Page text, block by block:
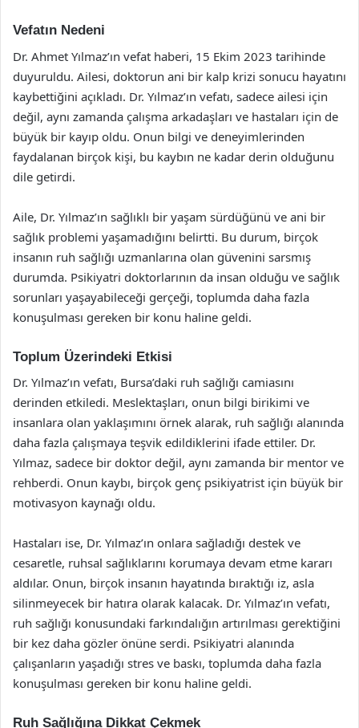
Vefatın Nedeni
Dr. Ahmet Yılmaz’ın vefat haberi, 15 Ekim 2023 tarihinde
duyuruldu. Ailesi, doktorun ani bir kalp krizi sonucu hayatını
kaybettiğini açıkladı. Dr. Yılmaz’ın vefatı, sadece ailesi için
değil, aynı zamanda çalışma arkadaşları ve hastaları için de
büyük bir kayıp oldu. Onun bilgi ve deneyimlerinden
faydalanan birçok kişi, bu kaybın ne kadar derin olduğunu
dile getirdi.
Aile, Dr. Yılmaz’ın sağlıklı bir yaşam sürdüğünü ve ani bir
sağlık problemi yaşamadığını belirtti. Bu durum, birçok
insanın ruh sağlığı uzmanlarına olan güvenini sarsmış
durumda. Psikiyatri doktorlarının da insan olduğu ve sağlık
sorunları yaşayabileceği gerçeği, toplumda daha fazla
konuşulması gereken bir konu haline geldi.
Toplum Üzerindeki Etkisi
Dr. Yılmaz’ın vefatı, Bursa’daki ruh sağlığı camiasını
derinden etkiledi. Meslektaşları, onun bilgi birikimi ve
insanlara olan yaklaşımını örnek alarak, ruh sağlığı alanında
daha fazla çalışmaya teşvik edildiklerini ifade ettiler. Dr.
Yılmaz, sadece bir doktor değil, aynı zamanda bir mentor ve
rehberdi. Onun kaybı, birçok genç psikiyatrist için büyük bir
motivasyon kaynağı oldu.
Hastaları ise, Dr. Yılmaz’ın onlara sağladığı destek ve
cesaretle, ruhsal sağlıklarını korumaya devam etme kararı
aldılar. Onun, birçok insanın hayatında bıraktığı iz, asla
silinmeyecek bir hatıra olarak kalacak. Dr. Yılmaz’ın vefatı,
ruh sağlığı konusundaki farkındalığın artırılması gerektiğini
bir kez daha gözler önüne serdi. Psikiyatri alanında
çalışanların yaşadığı stres ve baskı, toplumda daha fazla
konuşulması gereken bir konu haline geldi.
Ruh Sağlığına Dikkat Çekmek